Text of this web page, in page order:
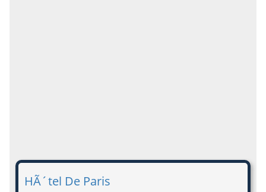
HÃ´tel De Paris